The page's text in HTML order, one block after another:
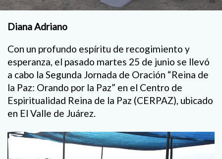
Diana Adriano
Con un profundo espíritu de recogimiento y
esperanza, el pasado martes 25 de junio se llevó
a cabo la Segunda Jornada de Oración “Reina de
la Paz: Orando por la Paz” en el Centro de
Espiritualidad Reina de la Paz (CERPAZ), ubicado
en El Valle de Juárez.